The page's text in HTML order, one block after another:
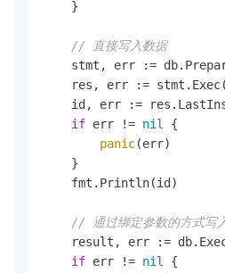
    }
// 直接写入数据
stmt, err :=
    res, err := stmt.Exec(
id, err :=
if err != nil {
panic(err)
    }
    fmt.Println(id)
// 通过绑定参数的方式写
result, err :=
if err != nil {